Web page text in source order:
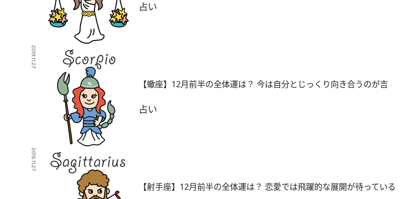
占い
2019.11.27
【蠍座】12月前半の全体運は？ 今は自分とじっくり向き合うのが吉
占い
2019.11.27
【射手座】12月前半の全体運は？ 恋愛では飛躍的な展開が待っている